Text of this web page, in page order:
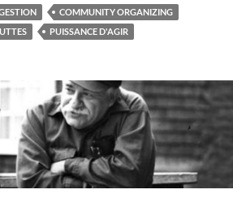
COMMUNITY ORGANIZING
PUISSANCE D'AGIR